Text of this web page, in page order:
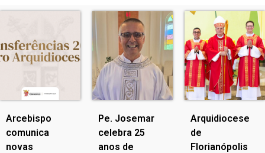
Arcebispo
comunica
novas
Pe. Josemar
celebra 25
anos de
Arquidiocese
de
Florianópolis